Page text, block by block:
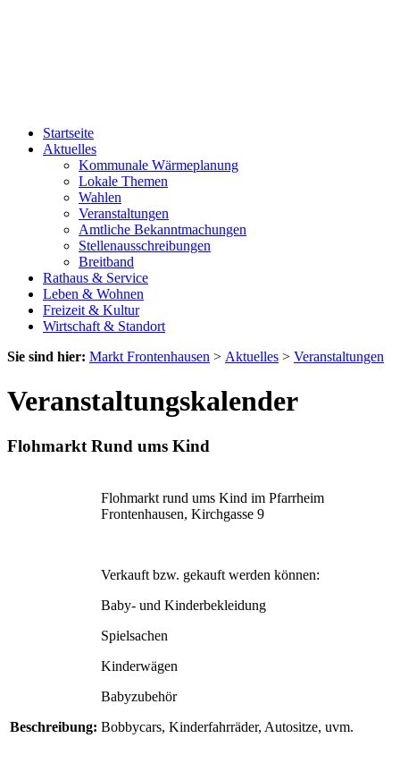
Startseite
Aktuelles
Kommunale Wärmeplanung
Lokale Themen
Wahlen
Veranstaltungen
Amtliche Bekanntmachungen
Stellenausschreibungen
Breitband
Rathaus & Service
Leben & Wohnen
Freizeit & Kultur
Wirtschaft & Standort
Sie sind hier: Markt Frontenhausen > Aktuelles > Veranstaltungen
Veranstaltungskalender
Flohmarkt Rund ums Kind
Beschreibung:
Flohmarkt rund ums Kind im Pfarrheim
Frontenhausen, Kirchgasse 9
Verkauft bzw. gekauft werden können:
Baby- und Kinderbekleidung
Spielsachen
Kinderwägen
Babyzubehör
Bobbycars, Kinderfahrräder, Autositze, uvm.